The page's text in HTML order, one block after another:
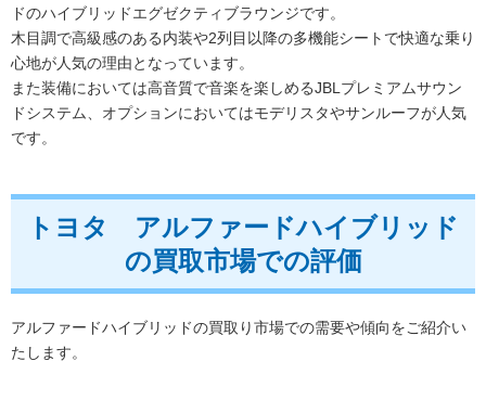
ドのハイブリッドエグゼクティブラウンジです。
木目調で高級感のある内装や2列目以降の多機能シートで快適な乗り
心地が人気の理由となっています。
また装備においては高音質で音楽を楽しめるJBLプレミアムサウン
ドシステム、オプションにおいてはモデリスタやサンルーフが人気
です。
トヨタ アルファードハイブリッド
の買取市場での評価
アルファードハイブリッドの買取り市場での需要や傾向をご紹介い
たします。